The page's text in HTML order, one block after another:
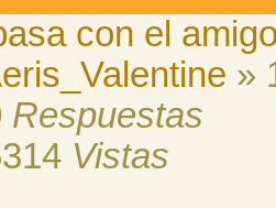
con el
»
Respuestas
Vistas